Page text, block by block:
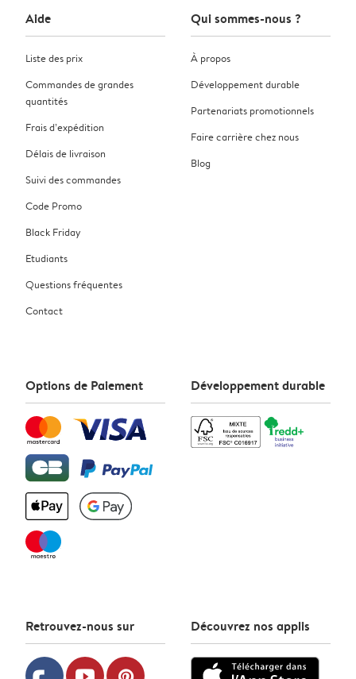
Aide
Liste des prix
Commandes de grandes
quantités
Frais d’expédition
Délais de livraison
Suivi des commandes
Code Promo
Black Friday
Etudiants
Questions fréquentes
Contact
Qui sommes-nous ?
À propos
Développement durable
Partenariats promotionnels
Faire carrière chez nous
Blog
Options de Paiement Développement durable
Retrouvez-nous sur Découvrez nos applis